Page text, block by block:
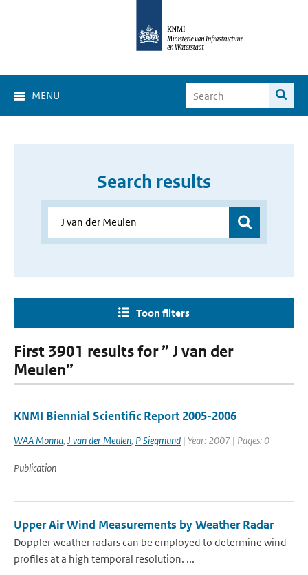
MENU
Search results
Toon filters
First 3901 results for ” J van der
Meulen”
KNMI Biennial Scientific Report 2005-2006
WAA Monna, J van der Meulen, P Siegmund | Year: 2007 | Pages: 0
Publication
Upper Air Wind Measurements by Weather Radar
Doppler weather radars can be employed to determine wind
profiles at a high temporal resolution. ...